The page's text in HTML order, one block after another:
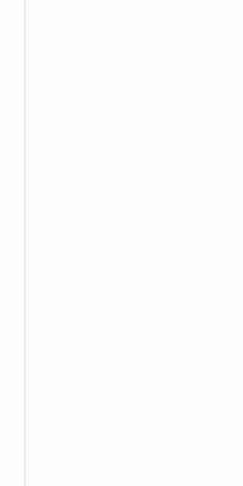
atmosfer horor yang
suara langkah kaki
Cerita Masa
Cerita masa lalu para
sendiri jadi poin
masa lalu buat ngerti
“istana” ini dihantui.
bikin bingung, malah
Bloggermuda